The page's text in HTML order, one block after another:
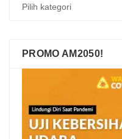
PROMO AM2050!